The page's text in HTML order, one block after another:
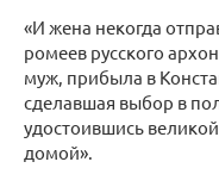
«И жена некогда
ромеев русского
муж, прибыла в
сделавшая выбор в
удостоившись
домой».